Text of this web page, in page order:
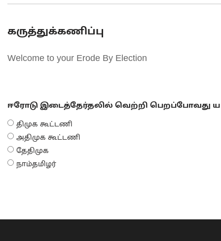
கருத்துக்கணிப்பு
Welcome to your Erode By Election
ஈரோடு இடைத்தேர்தலில் வெற்றி பெறப்போவது
திமுக கூட்டணி
அதிமுக கூட்டணி
தேதிமுக
நாம்தமிழர்